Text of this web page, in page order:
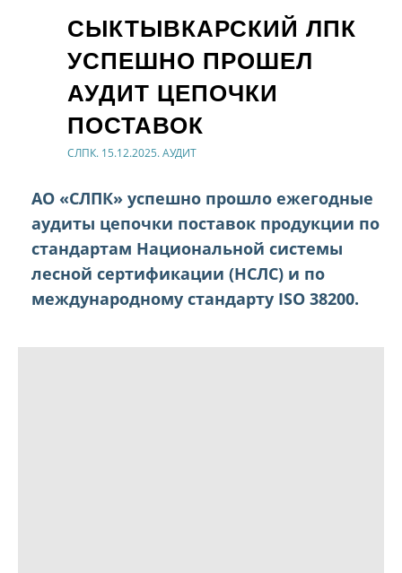
СЫКТЫВКАРСКИЙ ЛПК
УСПЕШНО ПРОШЕЛ
АУДИТ ЦЕПОЧКИ
ПОСТАВОК
СЛПК. 15.12.2025. АУДИТ
АО «СЛПК» успешно прошло ежегодные
аудиты цепочки поставок продукции по
стандартам Национальной системы
лесной сертификации (НСЛС) и по
международному стандарту ISO 38200.